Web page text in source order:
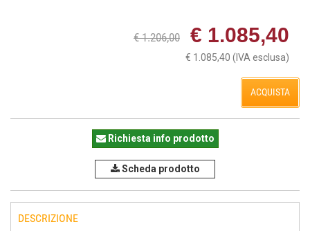
€ 1.085,40
€ 1.206,00
€ 1.085,40 (IVA esclusa)
ACQUISTA
Richiesta info prodotto
Scheda prodotto
DESCRIZIONE